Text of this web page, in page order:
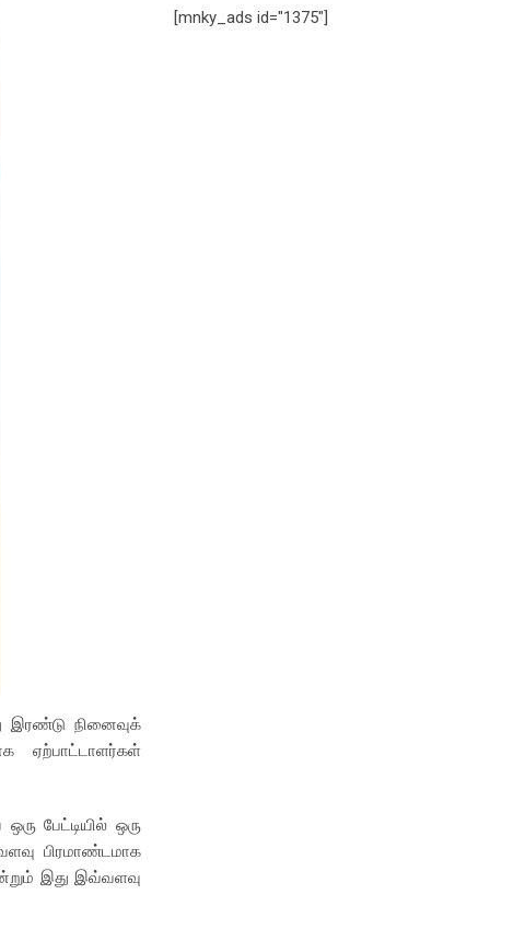
இரண்டு நினைவுக்
ஏற்பாட்டாளர்கள்
பேட்டியில் ஒரு
பிரமாண்டமாக
இது இவ்வளவு
[mnky_ads id="1375"]